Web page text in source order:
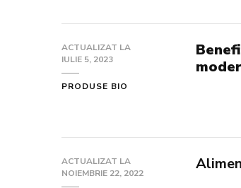
ACTUALIZAT LA
IULIE 5, 2023
PRODUSE BIO
ACTUALIZAT LA
NOIEMBRIE 22, 2022